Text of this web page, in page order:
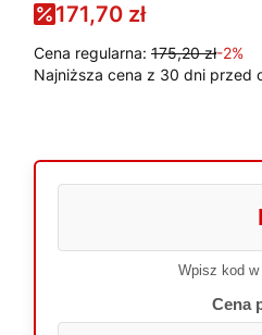
171,70 zł
Cena regularna: 175,20 zł-2%
Najniższa cena z 30 dni przed
Wpisz kod
Cena